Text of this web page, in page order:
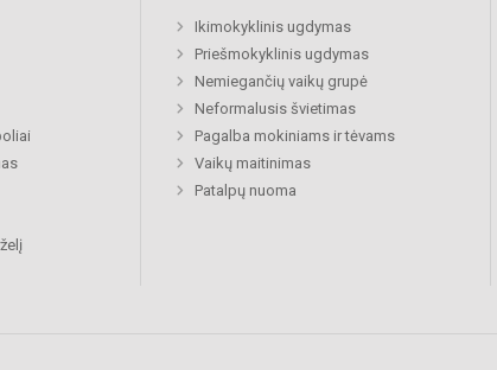
Ikimokyklinis ugdymas
Priešmokyklinis ugdymas
Nemiegančių vaikų grupė
Neformalusis švietimas
Pagalba mokiniams ir tėvams
Vaikų maitinimas
Patalpų nuoma